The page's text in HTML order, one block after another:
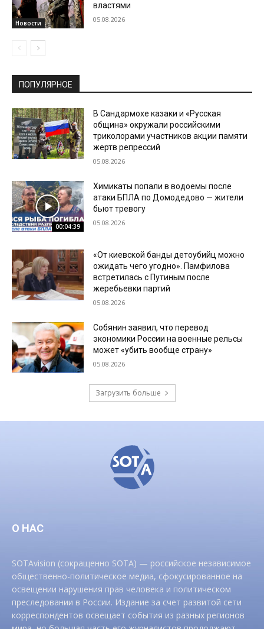
Новости
властями
05.08.2026
ПОПУЛЯРНОЕ
В Сандармохе казаки и «Русская
община» окружали российскими
триколорами участников акции памяти
жертв репрессий
05.08.2026
00:04:39
Химикаты попали в водоемы после
атаки БПЛА по Домодедово — жители
бьют тревогу
05.08.2026
«От киевской банды детоубийц можно
ожидать чего угодно». Памфилова
встретилась с Путиным после
жеребьевки партий
05.08.2026
Собянин заявил, что перевод
экономики России на военные рельсы
может «убить вообще страну»
05.08.2026
Загрузить больше
О НАС
SOTAvision (сокращенно SOTA) — российское независимое
общественно-политическое медиа, сфокусированное на
освещении нарушения прав человека и политическом
преследовании в России. Издание за счет развитой сети
корреспондентов освещает события из разных регионов